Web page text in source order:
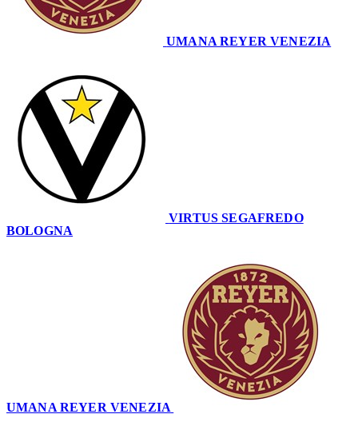
UMANA REYER VENEZIA
VIRTUS SEGAFREDO
BOLOGNA
UMANA REYER VENEZIA